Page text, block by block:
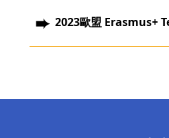
2023歐盟 Erasmus+